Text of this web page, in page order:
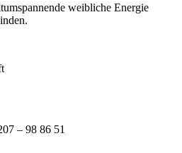
weibliche Energie
– 98 86 51